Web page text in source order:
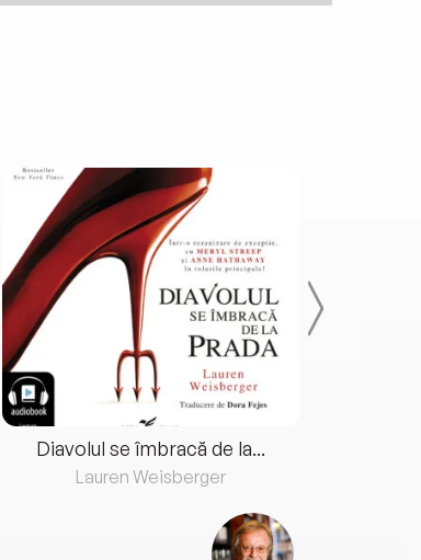
Diavolul se îmbracă de la...
Lauren Weisberger